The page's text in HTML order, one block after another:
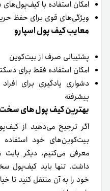
امکان استفاده با
ویژگی‌های قوی برای حفظ
معایب کیف پول اسپارو
پشتیبانی صرف از بیت‌کوین
امکان استفاده فقط برای
دشواری یادگیری برای
پیشرفته
بهترین کیف پول های
اگر ترجیح می‌دهید از
بیت‌کوین‌های‌ خود استفاده
معرفی می‌کنیم، دیگر بابت
داشت. تنها باید کیف‌پول
خود را به آن منتقل کنید تا